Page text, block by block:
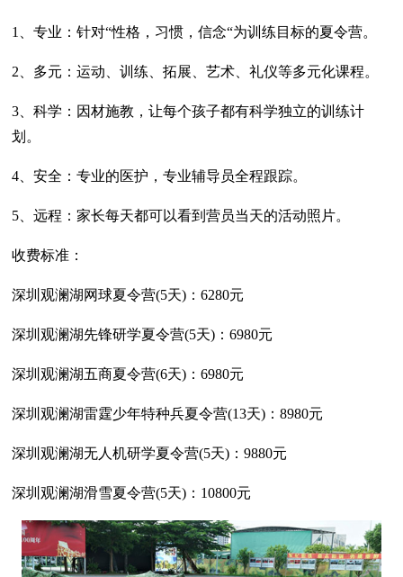
1、专业：针对“性格，习惯，信念“为训练目标的夏令营。
2、多元：运动、训练、拓展、艺术、礼仪等多元化课程。
3、科学：因材施教，让每个孩子都有科学独立的训练计
划。
4、安全：专业的医护，专业辅导员全程跟踪。
5、远程：家长每天都可以看到营员当天的活动照片。
收费标准：
深圳观澜湖网球夏令营(5天)：6280元
深圳观澜湖先锋研学夏令营(5天)：6980元
深圳观澜湖五商夏令营(6天)：6980元
深圳观澜湖雷霆少年特种兵夏令营(13天)：8980元
深圳观澜湖无人机研学夏令营(5天)：9880元
深圳观澜湖滑雪夏令营(5天)：10800元